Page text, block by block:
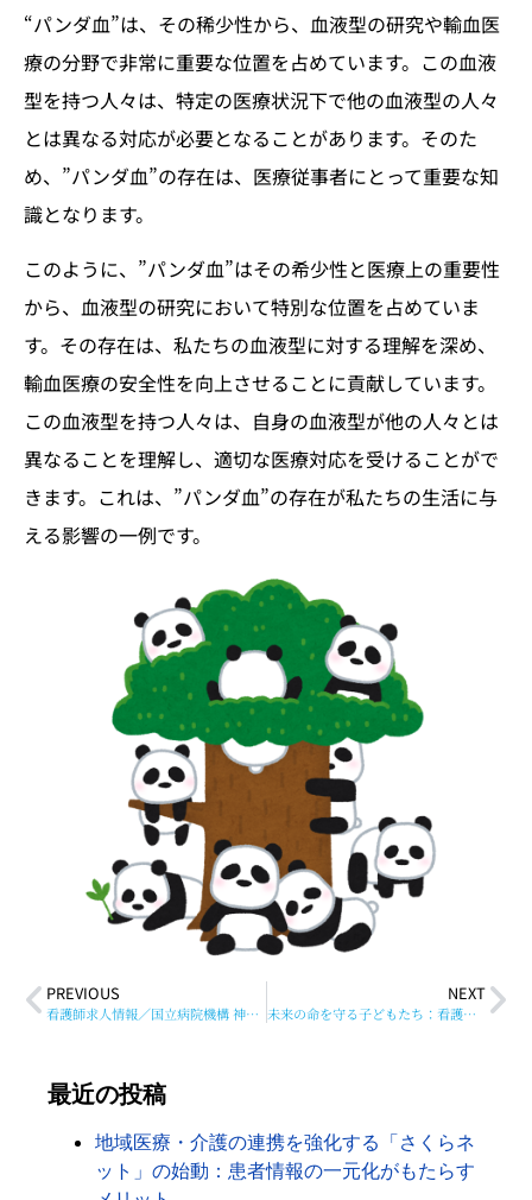
“パンダ血”は、その稀少性から、血液型の研究や輸血医
療の分野で非常に重要な位置を占めています。この血液
型を持つ人々は、特定の医療状況下で他の血液型の人々
とは異なる対応が必要となることがあります。そのた
め、”パンダ血”の存在は、医療従事者にとって重要な知
識となります。
このように、”パンダ血”はその希少性と医療上の重要性
から、血液型の研究において特別な位置を占めていま
す。その存在は、私たちの血液型に対する理解を深め、
輸血医療の安全性を向上させることに貢献しています。
この血液型を持つ人々は、自身の血液型が他の人々とは
異なることを理解し、適切な医療対応を受けることがで
きます。これは、”パンダ血”の存在が私たちの生活に与
える影響の一例です。
PREVIOUS
看護師求人情報／国立病院機構 神奈川病院
NEXT
未来の命を守る子どもたち：看護師体験と献血イベントの意義
最近の投稿
地域医療・介護の連携を強化する「さくらネ
ット」の始動：患者情報の一元化がもたらす